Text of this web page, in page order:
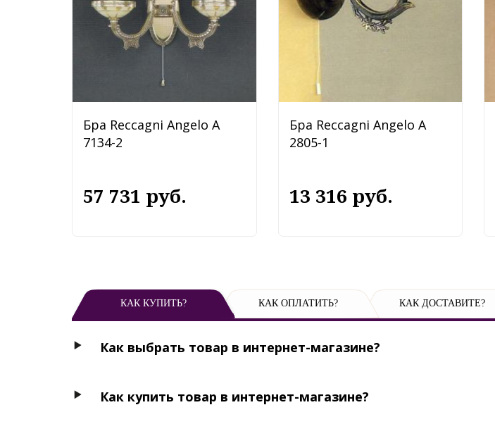
Бра Reccagni Angelo A
7134-2
57 731 руб.
Бра Reccagni Angelo A
2805-1
13 316 руб.
КАК КУПИТЬ? КАК ОПЛАТИТЬ? КАК ДОСТАВИТЕ?
Как выбрать товар в интернет-магазине?
Как купить товар в интернет-магазине?